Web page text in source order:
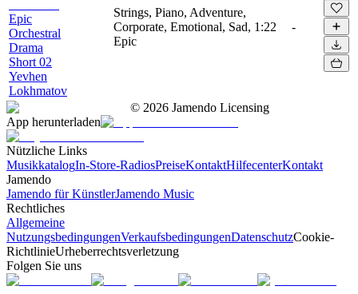
Epic
Orchestral
Drama
Short 02
Yevhen
Lokhmatov
Strings, Piano, Adventure,
Corporate, Emotional, Sad,
Epic
1:22 -
© 2026 Jamendo Licensing
App herunterladen
Nützliche Links
MusikkatalogIn-Store-RadiosPreiseKontaktHilfecenterKontakt
Jamendo
Jamendo für KünstlerJamendo Music
Rechtliches
Allgemeine
NutzungsbedingungenVerkaufsbedingungenDatenschutzCookie-
RichtlinieUrheberrechtsverletzung
Folgen Sie uns